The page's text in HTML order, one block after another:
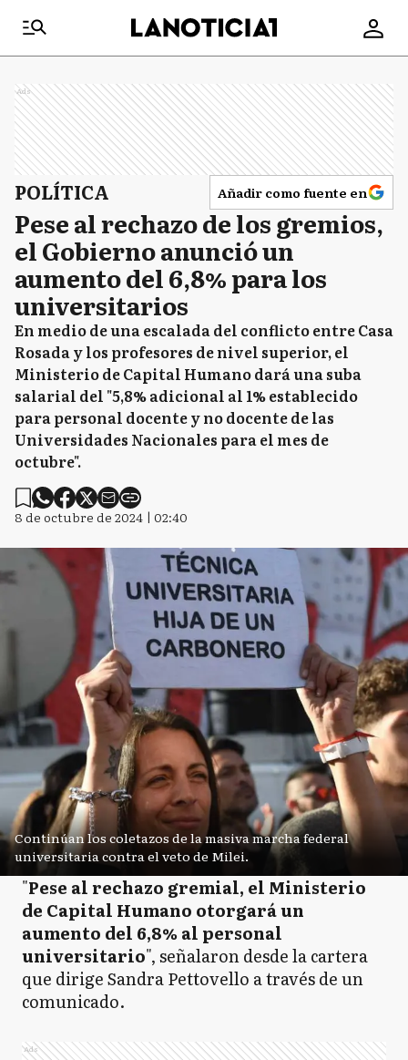
Ads
POLÍTICA Añadir como fuente en
Pese al rechazo de los gremios,
el Gobierno anunció un
aumento del 6,8% para los
universitarios
En medio de una escalada del conflicto entre Casa
Rosada y los profesores de nivel superior, el
Ministerio de Capital Humano dará una suba
salarial del "5,8% adicional al 1% establecido
para personal docente y no docente de las
Universidades Nacionales para el mes de
octubre".
8 de octubre de 2024 | 02:40
Continúan los coletazos de la masiva marcha federal
universitaria contra el veto de Milei.
"Pese al rechazo gremial, el Ministerio
de Capital Humano otorgará un
aumento del 6,8% al personal
universitario", señalaron desde la cartera
que dirige Sandra Pettovello a través de un
comunicado.
Ads